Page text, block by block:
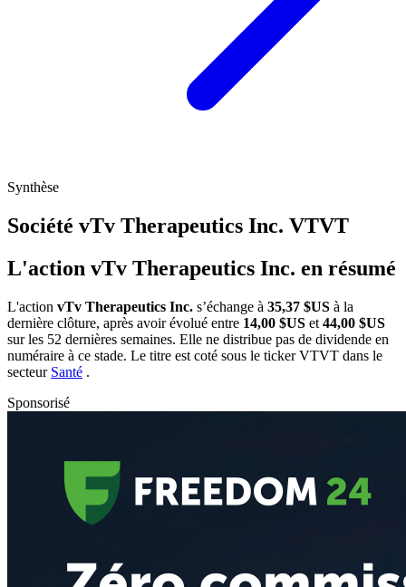
Synthèse
Société vTv Therapeutics Inc. VTVT
L'action vTv Therapeutics Inc. en résumé
L'action vTv Therapeutics Inc. s’échange à 35,37 $US à la
dernière clôture, après avoir évolué entre 14,00 $US et 44,00 $US
sur les 52 dernières semaines. Elle ne distribue pas de dividende en
numéraire à ce stade. Le titre est coté sous le tickerVTVT dans le
secteur Santé .
Sponsorisé